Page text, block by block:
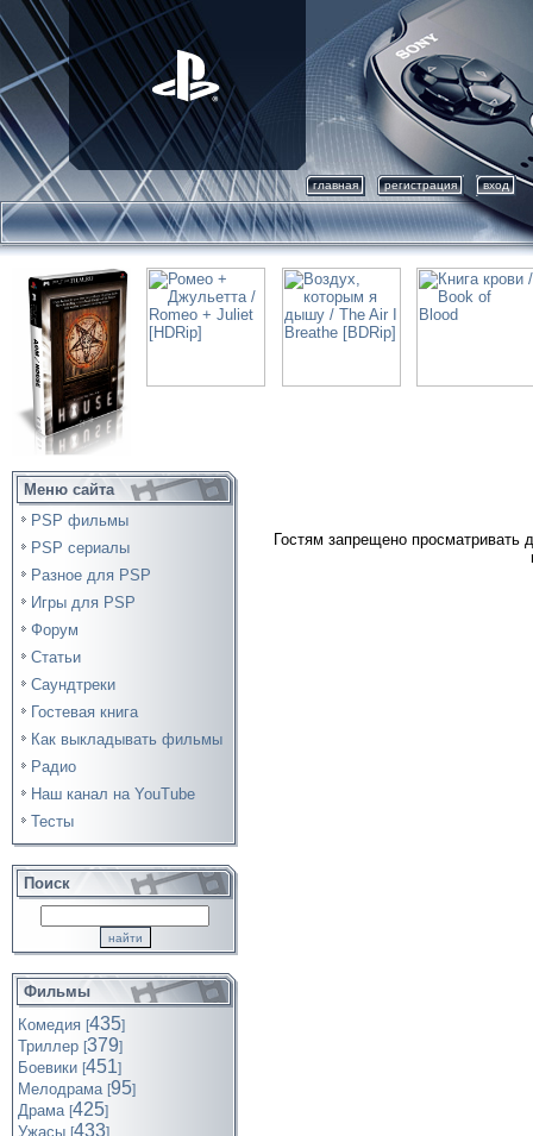
главная регистрация вход
Меню сайта
PSP фильмы
PSP сериалы
Разное для PSP
Игры для PSP
Форум
Статьи
Саундтреки
Гостевая книга
Как выкладывать фильмы
Радио
Наш канал на YouTube
Тесты
Поиск
Фильмы
Комедия [435]
Триллер [379]
Боевики [451]
Мелодрама [95]
Драма [425]
Ужасы [433]
Гостям запрещено просматривать